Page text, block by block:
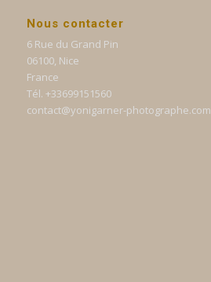
Nous contacter
6 Rue du Grand Pin
06100, Nice
France
Tél. +33699151560
contact@yonigarner-photographe.com